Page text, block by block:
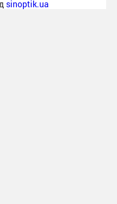
sinoptik.ua